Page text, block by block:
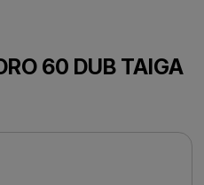
60 DUB TAIGA